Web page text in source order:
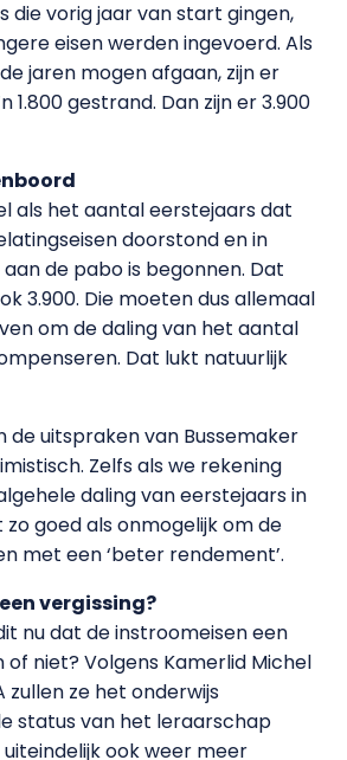
die vorig jaar van start gingen,
eisen werden ingevoerd. Als
jaren mogen afgaan, zijn er
1.800 gestrand. Dan zijn er 3.900
als het aantal eerstejaars dat
doorstond en in
de pabo is begonnen. Dat
3.900. Die moeten dus allemaal
om de daling van het aantal
Dat lukt natuurlijk
de uitspraken van Bussemaker
Zelfs als we rekening
daling van eerstejaars in
goed als onmogelijk om de
met een ‘beter rendement’.
vergissing?
nu dat de instroomeisen een
of niet? Volgens Kamerlid Michel
zullen ze het onderwijs
status van het leraarschap
ook weer meer